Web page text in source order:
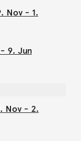
Nov - 1.
9. Jun
Nov - 2.